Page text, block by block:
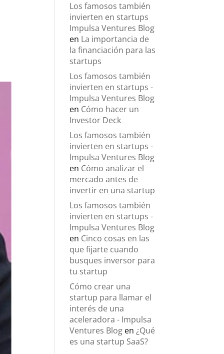
Los famosos también
invierten en startups
Impulsa Ventures Blog
en La importancia de
la financiación para las
startups
Los famosos también
invierten en startups -
Impulsa Ventures Blog
en Cómo hacer un
Investor Deck
Los famosos también
invierten en startups -
Impulsa Ventures Blog
en Cómo analizar el
mercado antes de
invertir en una startup
Los famosos también
invierten en startups -
Impulsa Ventures Blog
en Cinco cosas en las
que fijarte cuando
busques inversor para
tu startup
Cómo crear una
startup para llamar el
interés de una
aceleradora - Impulsa
Ventures Blog en¿Qué
es una startup SaaS?